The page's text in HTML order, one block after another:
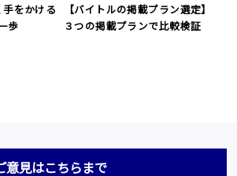
手をかける
歩
【バイトルの掲載プラン選定】
３つの掲載プランで比較検証
意見はこちらまで